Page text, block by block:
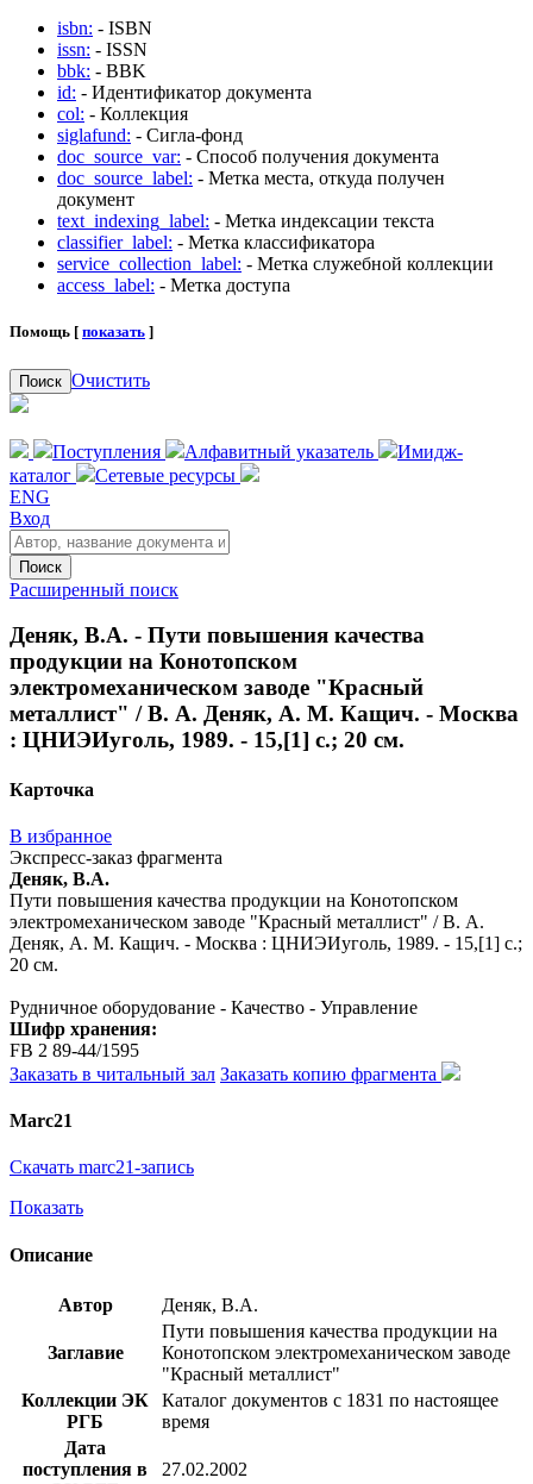
isbn: - ISBN
issn: - ISSN
bbk: - BBK
id: - Идентификатор документа
col: - Коллекция
siglafund: - Сигла-фонд
doc_source_var: - Способ получения документа
doc_source_label: - Метка места, откуда получен
документ
text_indexing_label: - Метка индексации текста
classifier_label: - Метка классификатора
service_collection_label: - Метка служебной коллекции
access_label: - Метка доступа
Помощь [ показать ]
Поиск Очистить
Поступления Алфавитный указатель
Имидж-
каталог
Сетевые ресурсы
ENG
Вход
Поиск
Расширенный поиск
Деняк, В.А. - Пути повышения качества
продукции на Конотопском
электромеханическом заводе "Красный
металлист" / В. А. Деняк, А. М. Кащич. - Москва
: ЦНИЭИуголь, 1989. - 15,[1] с.; 20 см.
Карточка
В избранное
Экспресс-заказ фрагмента
Деняк, В.А.
Пути повышения качества продукции на Конотопском
электромеханическом заводе "Красный металлист" / В. А.
Деняк, А. М. Кащич. - Москва : ЦНИЭИуголь, 1989. - 15,[1] с.;
20 см.
Рудничное оборудование - Качество - Управление
Шифр хранения:
FB 2 89-44/1595
Заказать в читальный зал Заказать копию фрагмента
Marc21
Скачать marc21-запись
Показать
Описание
Автор Деняк, В.А.
Заглавие
Пути повышения качества продукции на
Конотопском электромеханическом заводе
"Красный металлист"
Коллекции ЭК
РГБ
Каталог документов с 1831 по настоящее
время
Дата
поступления в
27.02.2002